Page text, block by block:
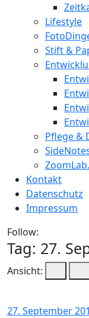
Lifestyle
Stift &
Pflege &
Kontakt
Datenschutz
Impressum
Follow:
Tag: 27.
Ansicht:
27. September